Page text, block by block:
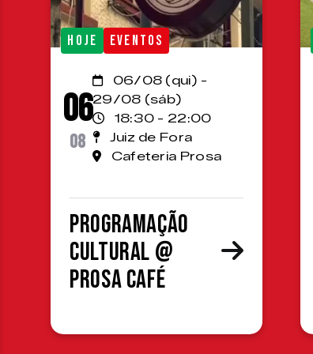
HOJE EVENTOS
06
08
06/08 (qui) -
29/08 (sáb)
18:30 - 22:00
Juiz de Fora
Cafeteria Prosa
Programação
cultural @
Prosa Café